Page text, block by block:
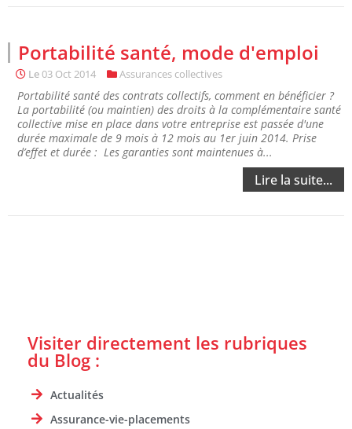
Portabilité santé, mode d'emploi
Le03 Oct 2014 Assurances collectives
Portabilité santé des contrats collectifs, comment en bénéficier ?
La portabilité (ou maintien) des droits à la complémentaire santé
collective mise en place dans votre entreprise est passée d'une
durée maximale de 9 mois à 12 mois au 1er juin 2014. Prise
d’effet et durée : Les garanties sont maintenues à...
Lire la suite...
Visiter directement les rubriques
du Blog :
Actualités
Assurance-vie-placements